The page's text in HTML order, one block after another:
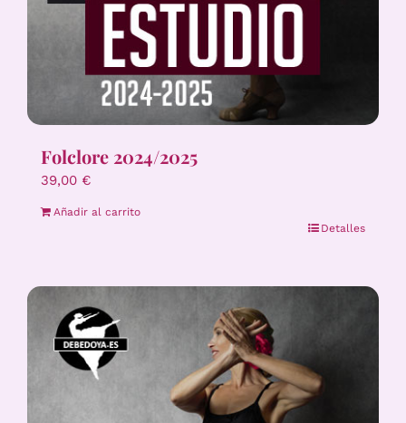
Folclore 2024/2025
39,00 €
Añadir al carrito
Detalles